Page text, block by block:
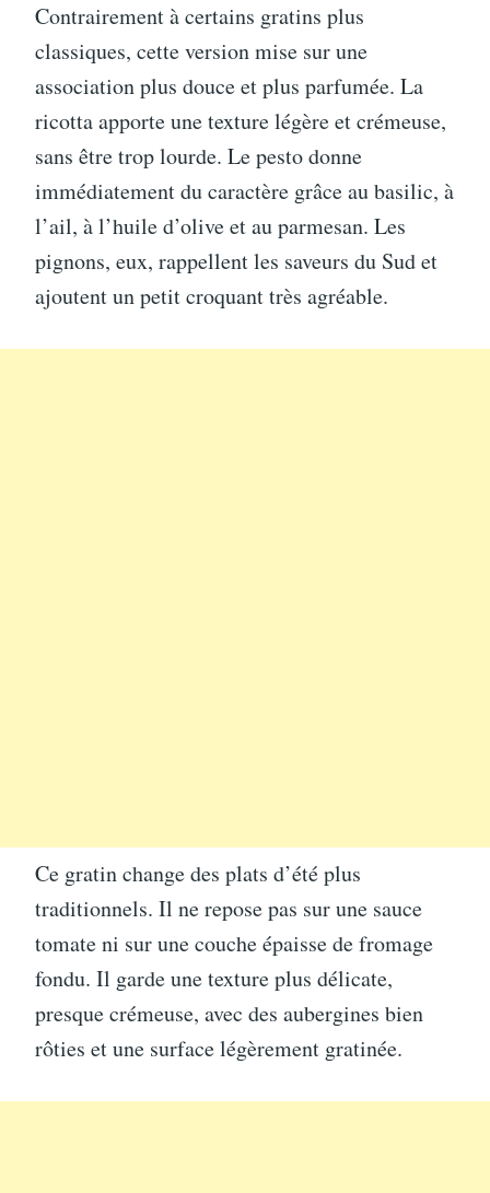
Contrairement à certains gratins plus
classiques, cette version mise sur une
association plus douce et plus parfumée. La
ricotta apporte une texture légère et crémeuse,
sans être trop lourde. Le pesto donne
immédiatement du caractère grâce au basilic, à
l’ail, à l’huile d’olive et au parmesan. Les
pignons, eux, rappellent les saveurs du Sud et
ajoutent un petit croquant très agréable.
Ce gratin change des plats d’été plus
traditionnels. Il ne repose pas sur une sauce
tomate ni sur une couche épaisse de fromage
fondu. Il garde une texture plus délicate,
presque crémeuse, avec des aubergines bien
rôties et une surface légèrement gratinée.